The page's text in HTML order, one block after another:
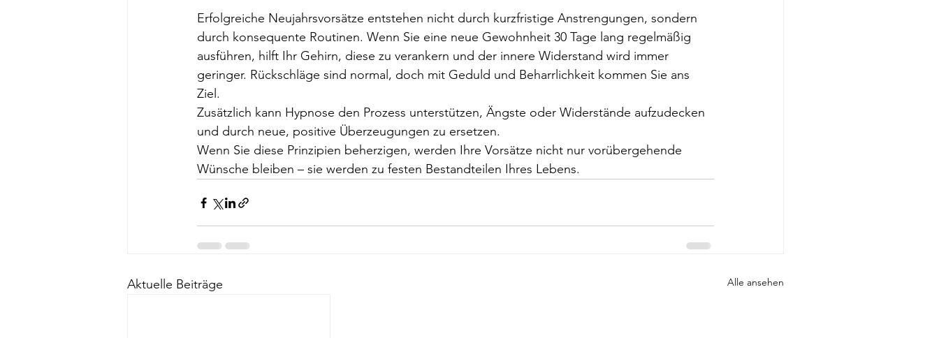
Erfolgreiche Neujahrsvorsätze entstehen nicht durch kurzfristige Anstrengungen, sondern
durch konsequente Routinen. Wenn Sie eine neue Gewohnheit 30 Tage lang regelmäßig
ausführen, hilft Ihr Gehirn, diese zu verankern und der innere Widerstand wird immer
geringer. Rückschläge sind normal, doch mit Geduld und Beharrlichkeit kommen Sie ans
Ziel.
Zusätzlich kann Hypnose den Prozess unterstützen, Ängste oder Widerstände aufzudecken
und durch neue, positive Überzeugungen zu ersetzen.
Wenn Sie diese Prinzipien beherzigen, werden Ihre Vorsätze nicht nur vorübergehende
Wünsche bleiben – sie werden zu festen Bestandteilen Ihres Lebens.
Aktuelle Beiträge Alle ansehen